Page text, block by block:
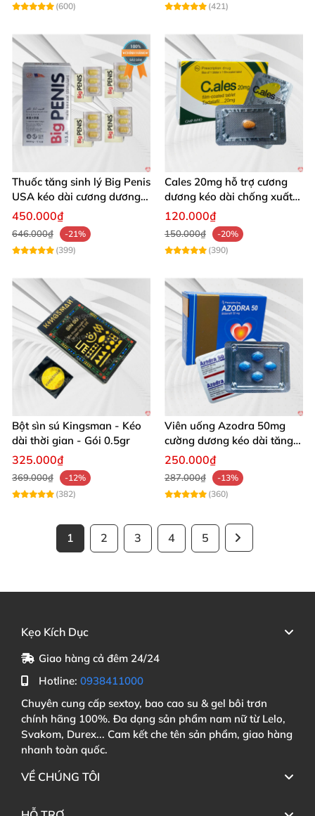
(600)
(421)
Thuốc tăng sinh lý Big Penis
USA kéo dài cương dương
chống xuất tinh sớm
450.000₫
646.000₫
-21%
(399)
Cales 20mg hỗ trợ cương
dương kéo dài chống xuất
tinh sớm thành phần
120.000₫
150.000₫
-20%
(390)
Bột sìn sú Kingsman - Kéo
dài thời gian - Gói 0.5gr
325.000₫
369.000₫
-12%
(382)
Viên uống Azodra 50mg
cường dương kéo dài tăng
sinh lý nam
250.000₫
287.000₫
-13%
(360)
1 2 3 4 5
Kẹo Kích Dục
Giao hàng cả đêm 24/24
Hotline: 0938411000
Chuyên cung cấp sextoy, bao cao su & gel bôi trơn
chính hãng 100%. Đa dạng sản phẩm nam nữ từ Lelo,
Svakom, Durex... Cam kết che tên sản phẩm, giao hàng
nhanh toàn quốc.
VỀ CHÚNG TÔI